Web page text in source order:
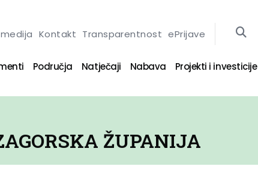
Kontakt Transparentnost ePrijave
Područja Natječaji Nabava Projekti i investicije
ŽUPANIJA